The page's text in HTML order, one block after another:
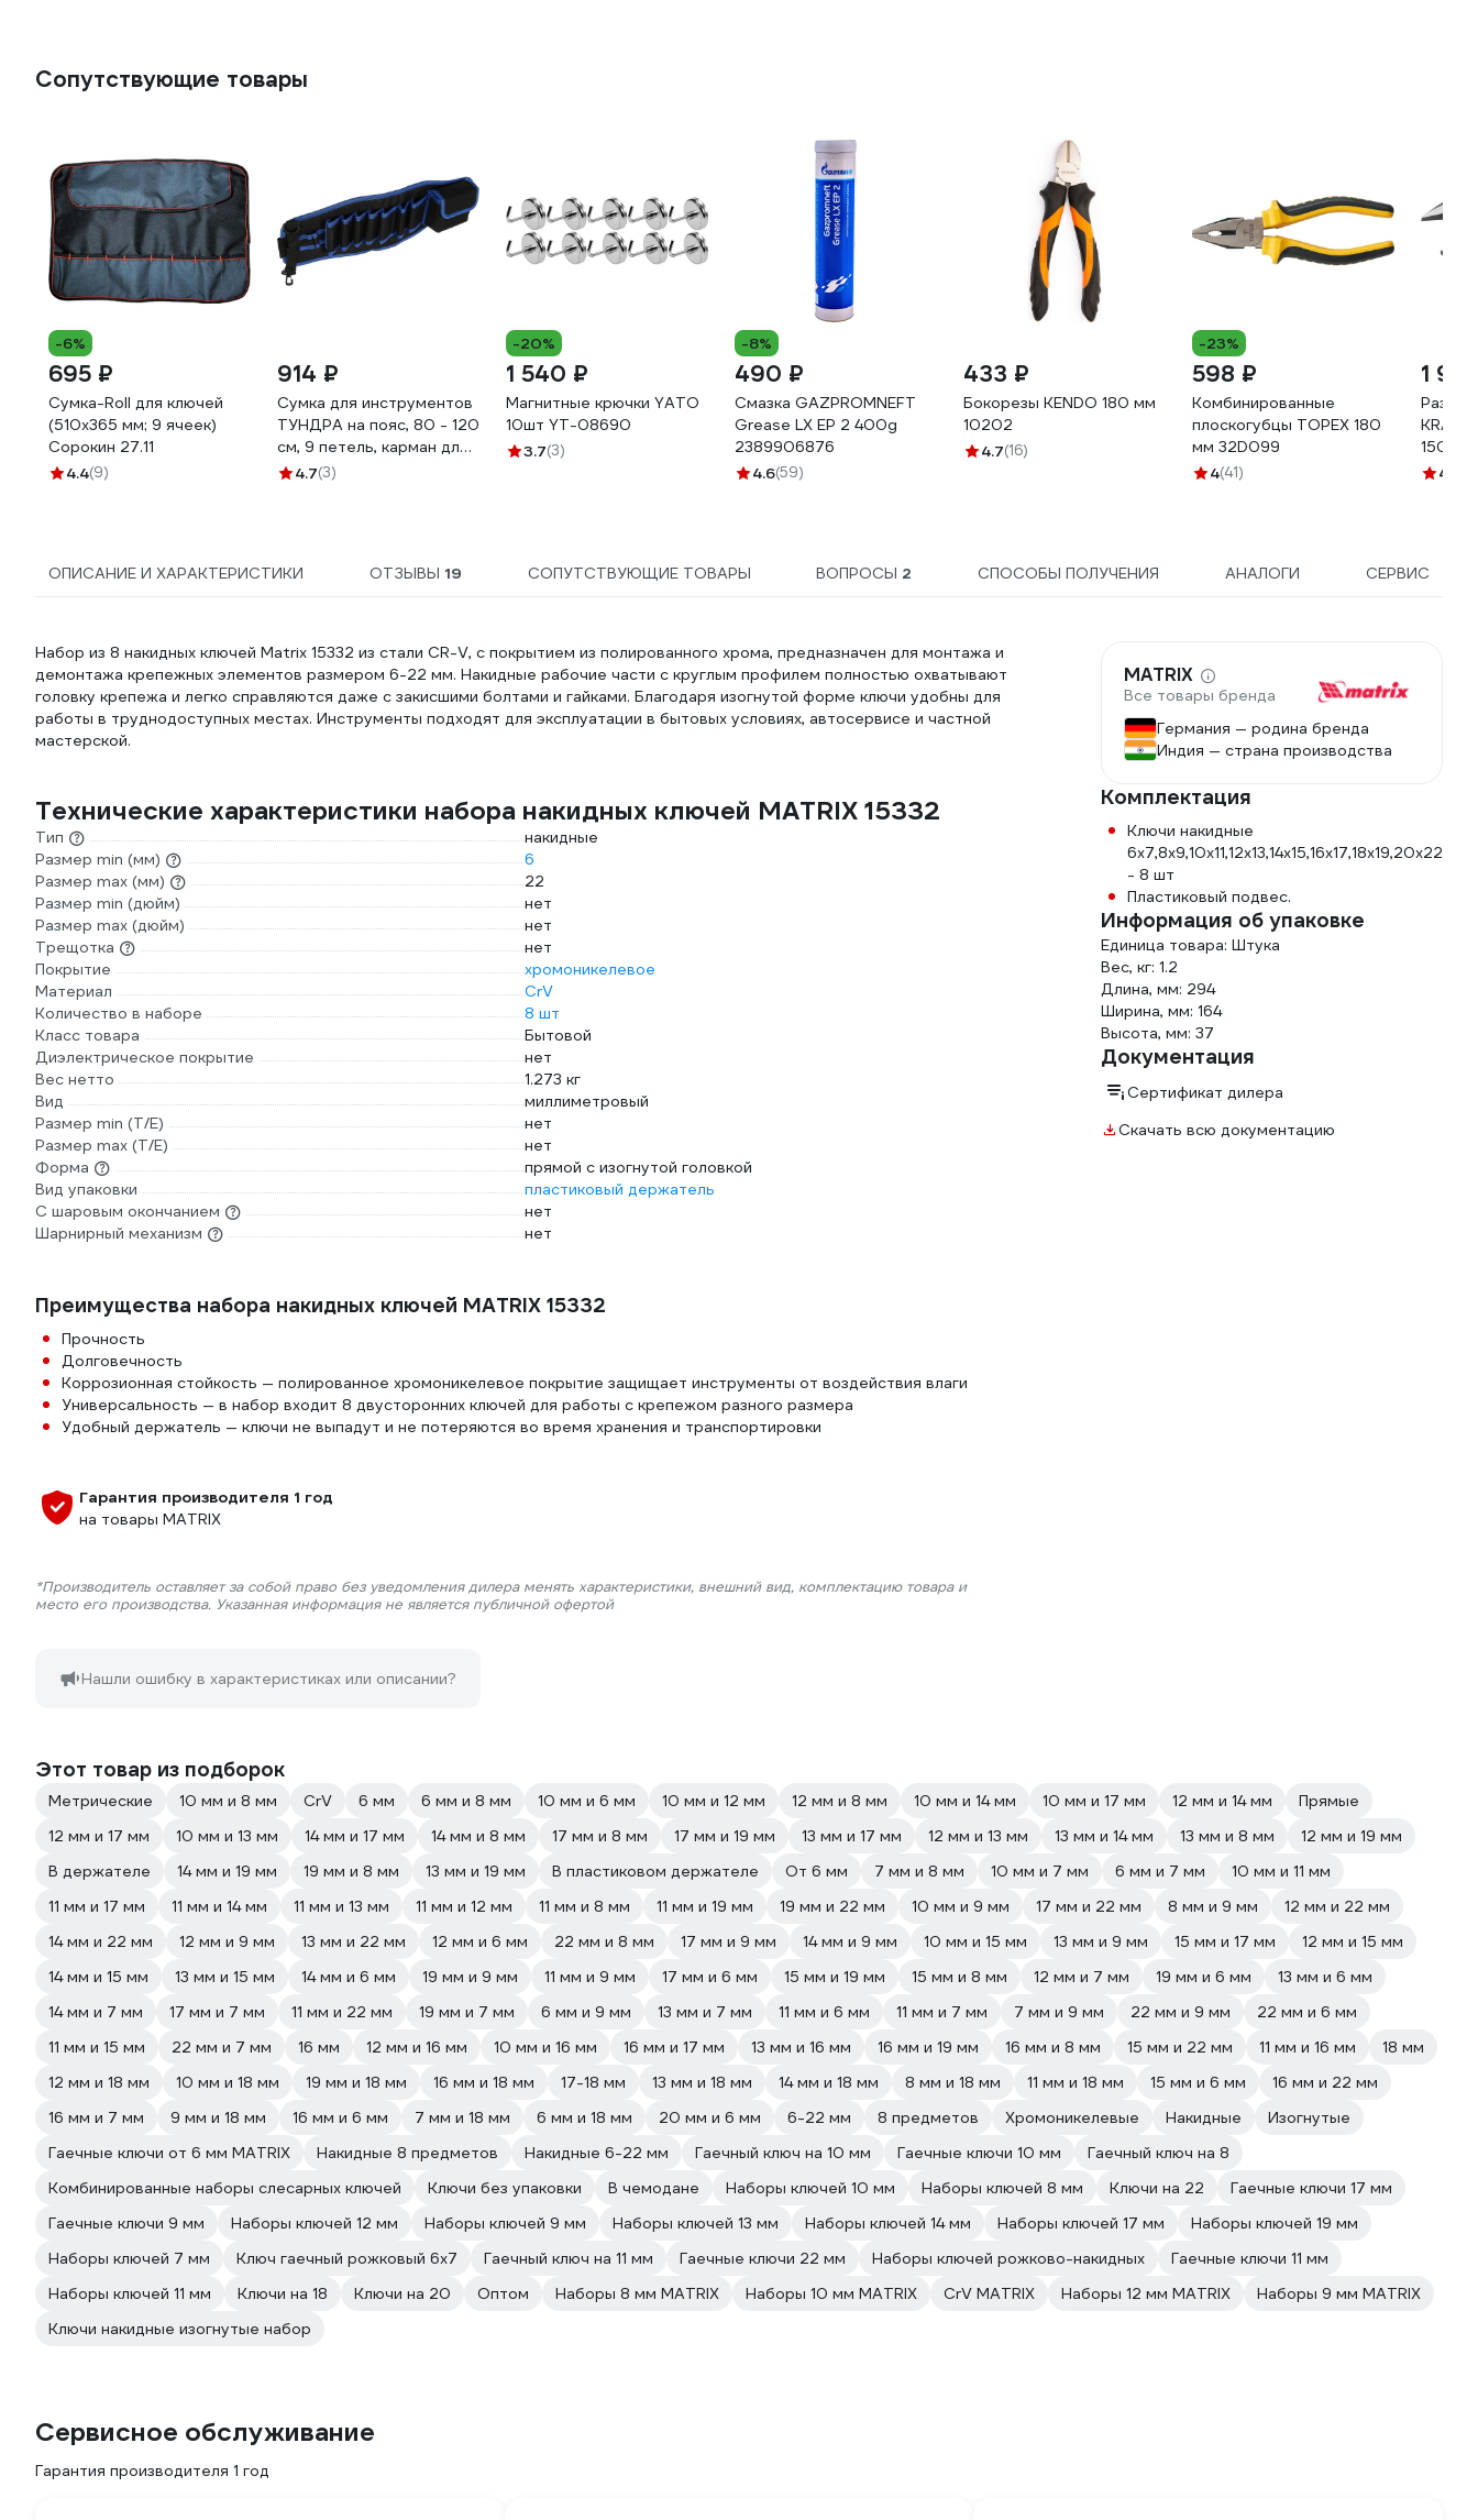
Сопутствующие товары
-6%
695 ₽
Сумка-Roll для ключей
(510х365 мм; 9 ячеек)
Сорокин 27.11
4.4(9)
914 ₽
Сумка для инструментов
ТУНДРА на пояс, 80 - 120
см, 9 петель, карман для
оснастки 3652952
4.7(3)
-20%
1 540 ₽
Магнитные крючки YATO
10шт YT-08690
3.7(3)
-8%
490 ₽
Смазка GAZPROMNEFT
Grease LX EP 2 400g
2389906876
4.6(59)
433 ₽
Бокорезы KENDO 180 мм
10202
4.7(16)
-23%
598 ₽
Комбинированные
плоскогубцы TOPEX 180
мм 32D099
4(41)
1
150/34
4.8
ОПИСАНИЕ И ХАРАКТЕРИСТИКИ ОТЗЫВЫ 19 СОПУТСТВУЮЩИЕ ТОВАРЫ ВОПРОСЫ 2 СПОСОБЫ ПОЛУЧЕНИЯ АНАЛОГИ СЕРВИС
Набор из 8 накидных ключей Matrix 15332 из стали CR-V, с покрытием из полированного хрома, предназначен для монтажа и
демонтажа крепежных элементов размером 6-22 мм. Накидные рабочие части с круглым профилем полностью охватывают
головку крепежа и легко справляются даже с закисшими болтами и гайками. Благодаря изогнутой форме ключи удобны для
работы в труднодоступных местах. Инструменты подходят для эксплуатации в бытовых условиях, автосервисе и частной
мастерской.
Технические характеристики набора накидных ключей MATRIX 15332
Тип
накидные
Размер min (мм)
6
Размер max (мм)
22
Размер min (дюйм)
нет
Размер max (дюйм)
нет
Трещотка
нет
Покрытие
хромоникелевое
Материал
CrV
Количество в наборе
8 шт
Класс товара
Бытовой
Диэлектрическое покрытие
нет
Вес нетто
1.273 кг
Вид
миллиметровый
Размер min (Т/E)
нет
Размер max (T/E)
нет
Форма
прямой с изогнутой головкой
Вид упаковки
пластиковый держатель
С шаровым окончанием
нет
Шарнирный механизм
нет
Преимущества набора накидных ключей MATRIX 15332
Прочность
Долговечность
Коррозионная стойкость — полированное хромоникелевое покрытие защищает инструменты от воздействия влаги
Универсальность — в набор входит 8 двусторонних ключей для работы с крепежом разного размера
Удобный держатель — ключи не выпадут и не потеряются во время хранения и транспортировки
Гарантия производителя 1 год
на товары MATRIX
*Производитель оставляет за собой право без уведомления дилера менять характеристики, внешний вид, комплектацию товара и
место его производства. Указанная информация не является публичной офертой
Нашли ошибку в характеристиках или описании?
MATRIX
Все товары бренда
Германия — родина бренда
Индия — страна производства
Комплектация
Ключи накидные
6х7,8х9,10х11,12х13,14х15,16х17,18х19,20х22
- 8 шт
Пластиковый подвес.
Информация об упаковке
Единица товара: Штука
Вес, кг: 1.2
Длина, мм: 294
Ширина, мм: 164
Высота, мм: 37
Документация
Сертификат дилера
Скачать всю документацию
Этот товар из подборок
Метрические 10 мм и 8 мм CrV 6 мм 6 мм и 8 мм 10 мм и 6 мм 10 мм и 12 мм 12 мм и 8 мм 10 мм и 14 мм 10 мм и 17 мм 12 мм и 14 мм
Прямые
12 мм и 17 мм
10 мм и 13 мм 14 мм и 17 мм 14 мм и 8 мм 17 мм и 8 мм 17 мм и 19 мм 13 мм и 17 мм 12 мм и 13 мм 13 мм и 14 мм 13 мм и 8 мм
12 мм и 19 мм
В держателе
14 мм и 19 мм 19 мм и 8 мм 13 мм и 19 мм В пластиковом держателе От 6 мм 7 мм и 8 мм 10 мм и 7 мм 6 мм и 7 мм
10 мм и 11 мм
11 мм и 17 мм
11 мм и 14 мм 11 мм и 13 мм 11 мм и 12 мм 11 мм и 8 мм 11 мм и 19 мм 19 мм и 22 мм 10 мм и 9 мм 17 мм и 22 мм 8 мм и 9 мм
12 мм и 22 мм
14 мм и 22 мм
12 мм и 9 мм 13 мм и 22 мм 12 мм и 6 мм 22 мм и 8 мм 17 мм и 9 мм 14 мм и 9 мм 10 мм и 15 мм 13 мм и 9 мм 15 мм и 17 мм
12 мм и 15 мм
14 мм и 15 мм
13 мм и 15 мм 14 мм и 6 мм 19 мм и 9 мм 11 мм и 9 мм 17 мм и 6 мм 15 мм и 19 мм 15 мм и 8 мм 12 мм и 7 мм 19 мм и 6 мм
13 мм и 6 мм
14 мм и 7 мм
17 мм и 7 мм 11 мм и 22 мм 19 мм и 7 мм 6 мм и 9 мм 13 мм и 7 мм 11 мм и 6 мм 11 мм и 7 мм 7 мм и 9 мм 22 мм и 9 мм
22 мм и 6 мм
11 мм и 15 мм
22 мм и 7 мм 16 мм 12 мм и 16 мм 10 мм и 16 мм 16 мм и 17 мм 13 мм и 16 мм 16 мм и 19 мм 16 мм и 8 мм 15 мм и 22 мм 11 мм и 16 мм
18 мм
12 мм и 18 мм
10 мм и 18 мм 19 мм и 18 мм 16 мм и 18 мм 17-18 мм 13 мм и 18 мм 14 мм и 18 мм 8 мм и 18 мм 11 мм и 18 мм 15 мм и 6 мм
16 мм и 22 мм
16 мм и 7 мм
9 мм и 18 мм 16 мм и 6 мм 7 мм и 18 мм 6 мм и 18 мм 20 мм и 6 мм 6-22 мм 8 предметов Хромоникелевые Накидные
Изогнутые
Гаечные ключи от 6 мм MATRIX
Накидные 8 предметов Накидные 6-22 мм Гаечный ключ на 10 мм Гаечные ключи 10 мм
Гаечный ключ на 8
Комбинированные наборы слесарных ключей
Ключи без упаковки В чемодане Наборы ключей 10 мм Наборы ключей 8 мм Ключи на 22
Гаечные ключи 17 мм
Гаечные ключи 9 мм
Наборы ключей 12 мм Наборы ключей 9 мм Наборы ключей 13 мм Наборы ключей 14 мм Наборы ключей 17 мм
Наборы ключей 19 мм
Наборы ключей 7 мм
Ключ гаечный рожковый 6х7 Гаечный ключ на 11 мм Гаечные ключи 22 мм Наборы ключей рожково-накидных
Гаечные ключи 11 мм
Наборы ключей 11 мм
Ключи на 18 Ключи на 20 Оптом Наборы 8 мм MATRIX Наборы 10 мм MATRIX CrV MATRIX Наборы 12 мм MATRIX
Наборы 9 мм MATRIX
Ключи накидные изогнутые набор
Сервисное обслуживание
Гарантия производителя 1 год